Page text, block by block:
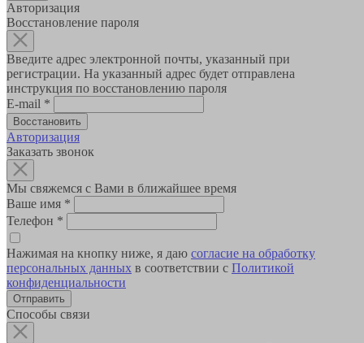
Авторизация
Восстановление пароля
Введите адрес электронной почты, указанный при
регистрации. На указанный адрес будет отправлена
инструкция по восстановлению пароля
E-mail *
Авторизация
Заказать звонок
Мы свяжемся с Вами в ближайшее время
Ваше имя *
Телефон *
Нажимая на кнопку ниже, я даю согласие на обработку
персональных данных в соответствии с Политикой
конфиденциальности
Способы связи